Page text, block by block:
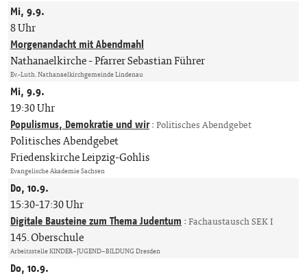
Mi, 9.9.
8 Uhr
Morgenandacht mit Abendmahl
Nathanaelkirche Pfarrer Sebastian Führer
Ev.-Luth. Nathanaelkirchgemeinde Lindenau
Mi, 9.9.
19:30 Uhr
Populismus, Demokratie und wir: Politisches Abendgebet
Politisches Abendgebet
Friedenskirche Leipzig-Gohlis
Evangelische Akademie Sachsen
Do, 10.9.
15:30-17:30 Uhr
Digitale Bausteine zum Thema Judentum : Fachaustausch SEK I
145. Oberschule
Arbeitsstelle KINDER–JUGEND–BILDUNG Dresden
Do, 10.9.